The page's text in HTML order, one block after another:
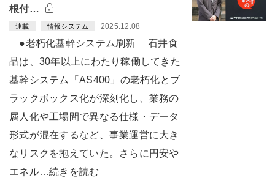
根付…
連載 情報システム 2025.12.08
●老朽化基幹システム刷新 石井食
品は、30年以上にわたり稼働してきた
基幹システム「AS400」の老朽化とブ
ラックボックス化が深刻化し、業務の
属人化や工場間で異なる仕様・データ
形式が混在するなど、事業運営に大き
なリスクを抱えていた。さらに円安や
エネル…続きを読む